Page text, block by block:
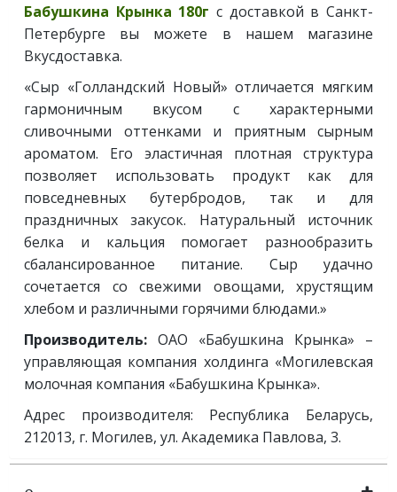
Бабушкина Крынка 180г с доставкой в Санкт-
Петербурге вы можете в нашем магазине
Вкусдоставка.
«Сыр «Голландский Новый» отличается мягким
гармоничным вкусом с характерными
сливочными оттенками и приятным сырным
ароматом. Его эластичная плотная структура
позволяет использовать продукт как для
повседневных бутербродов, так и для
праздничных закусок. Натуральный источник
белка и кальция помогает разнообразить
сбалансированное питание. Сыр удачно
сочетается со свежими овощами, хрустящим
хлебом и различными горячими блюдами.»
Производитель: ОАО «Бабушкина Крынка» –
управляющая компания холдинга «Могилевская
молочная компания «Бабушкина Крынка».
Адрес производителя: Республика Беларусь,
212013, г. Могилев, ул. Академика Павлова, 3.